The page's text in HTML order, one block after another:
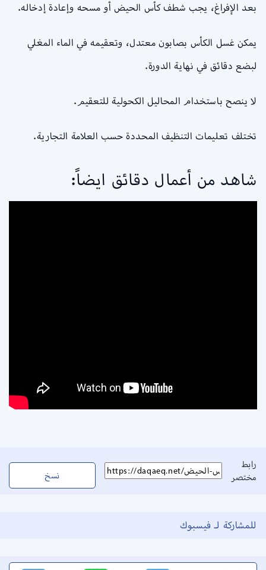
بعد الإفراغ، يجب شطف كأس الحيض أو مسحه وإعادة إدخاله.
يمكن غسل الكأس بصابون معتدل، وتعقيمه في الماء المغلي
لبضع دقائق في نهاية الدورة.
لا ينصح باستخدام المحاليل الكحولية للتعقيم.
تختلف تعليمات التنظيف المحددة حسب العلامة التجارية.
شاهد من أعمال دقائق ايضاً:
رابط
مختصر
نسخ
للمشاركة لـ فيسبوك